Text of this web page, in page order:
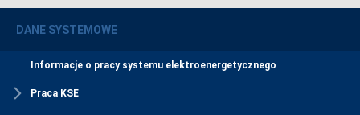
DANE SYSTEMOWE
Informacje o pracy systemu elektroenergetycznego
Praca KSE